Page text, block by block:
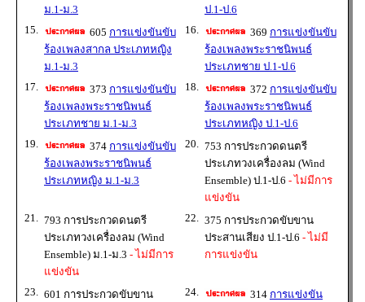
ม.1-ม.3
ป.1-ป.6
15.
605 การแข่งขันขับ
ร้องเพลงสากล ประเภทหญิง
ม.1-ม.3
16. 369 การแข่งขันขับ
ร้องเพลงพระราชนิพนธ์
ประเภทชาย ป.1-ป.6
17.
373 การแข่งขันขับ
ร้องเพลงพระราชนิพนธ์
ประเภทชาย ม.1-ม.3
18. 372 การแข่งขันขับ
ร้องเพลงพระราชนิพนธ์
ประเภทหญิง ป.1-ป.6
19.
374 การแข่งขันขับ
ร้องเพลงพระราชนิพนธ์
ประเภทหญิง ม.1-ม.3
20. 753 การประกวดดนตรี
ประเภทวงเครื่องลม (Wind
Ensemble) ป.1-ป.6 - ไม่มีการ
แข่งขัน
21. 793 การประกวดดนตรี
ประเภทวงเครื่องลม (Wind
Ensemble) ม.1-ม.3 - ไม่มีการ
แข่งขัน
22. 375 การประกวดขับขาน
ประสานเสียง ป.1-ป.6 - ไม่มี
การแข่งขัน
23. 601 การประกวดขับขาน
24. 314 การแข่งขัน